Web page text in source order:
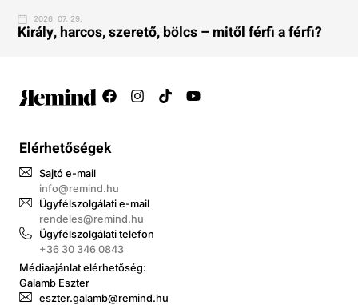
2026. 07. 29.
Király, harcos, szerető, bölcs – mitől férfi a férfi?
Elérhetőségek
Sajtó e-mail
info@remind.hu
Ügyfélszolgálati e-mail
rendeles@remind.hu
Ügyfélszolgálati telefon
+36 30 346 0843
Médiaajánlat elérhetőség:
Galamb Eszter
eszter.galamb@remind.hu